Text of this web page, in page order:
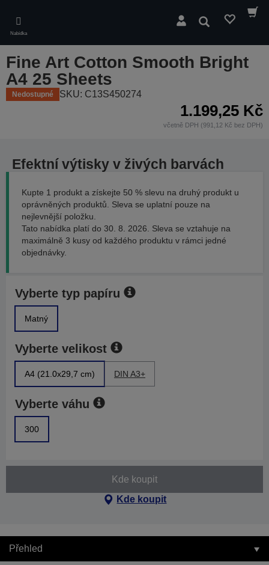
main
content
Nabídka
Hledat
Fine Art Cotton Smooth Bright
A4 25 Sheets
Nedostupné SKU: C13S450274
1.199,25 Kč
včetně DPH (991,12 Kč bez DPH)
Efektní výtisky v živých barvách
Kupte 1 produkt a získejte 50 % slevu na druhý produkt u
oprávněných produktů. Sleva se uplatní pouze na
nejlevnější položku.
Tato nabídka platí do 30. 8. 2026. Sleva se vztahuje na
maximálně 3 kusy od každého produktu v rámci jedné
objednávky.
Vyberte typ papíru
Matný
Vyberte velikost
A4 (21.0x29,7 cm) DIN A3+
Vyberte váhu
300
Kde koupit
Kde koupit
Přehled